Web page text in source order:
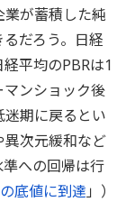
が蓄積した純
だろう。日経
平均のPBRは1
ンショック後
期に戻るとい
異次元緩和など
への回帰は行
底値に到達 」）